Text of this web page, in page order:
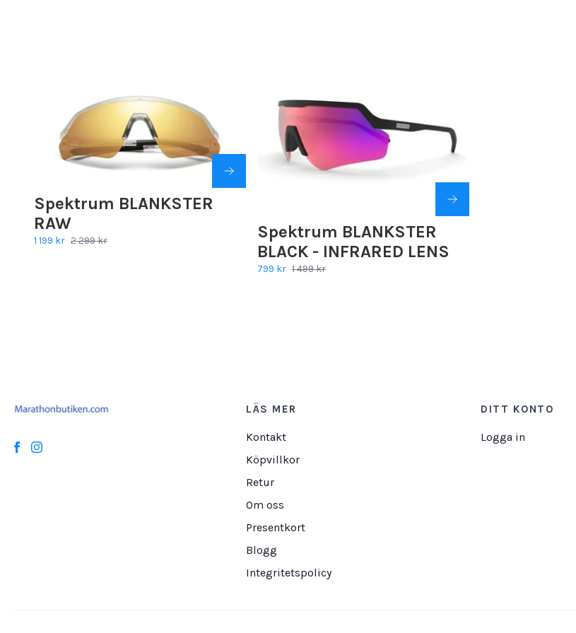
Spektrum BLANKSTER
RAW
1 199 kr 2 299 kr
Spektrum BLANKSTER
BLACK - INFRARED LENS
799 kr 1 499 kr
LÄS MER
Kontakt
Köpvillkor
Retur
Om oss
Presentkort
Blogg
Integritetspolicy
DITT KONTO
Logga in